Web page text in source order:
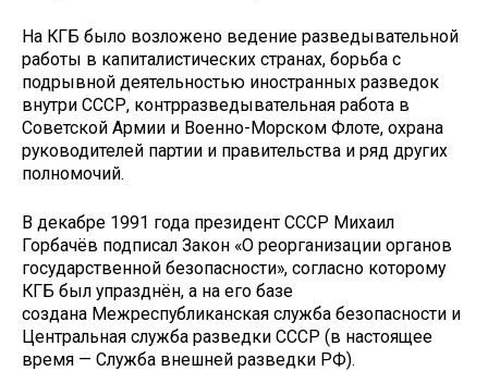
На КГБ было возложено ведение разведывательной
работы в капиталистических странах, борьба с
подрывной деятельностью иностранных разведок
внутри СССР, контрразведывательная работа в
Советской Армии и Военно-Морском Флоте, охрана
руководителей партии и правительства и ряд других
полномочий.
В декабре 1991 года президент СССР Михаил
Горбачёв подписал Закон «О реорганизации органов
государственной безопасности», согласно которому
КГБ был упразднён, а на его базе
создана Межреспубликанская служба безопасности и
Центральная служба разведки СССР (в настоящее
время — Служба внешней разведки РФ).